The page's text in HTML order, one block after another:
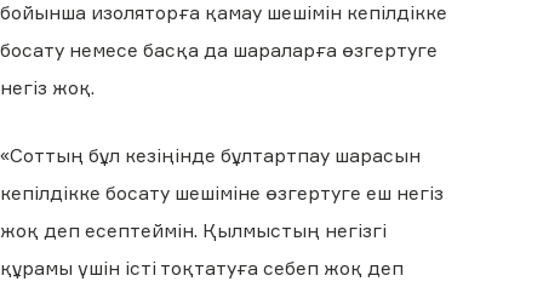
бойынша изоляторға қамау шешімін кепілдікке
босату немесе басқа да шараларға өзгертуге
негіз жоқ.
«Соттың бұл кезіңінде бұлтартпау шарасын
кепілдікке босату шешіміне өзгертуге еш негіз
жоқ деп есептеймін. Қылмыстың негізгі
құрамы үшін істі тоқтатуға себеп жоқ деп